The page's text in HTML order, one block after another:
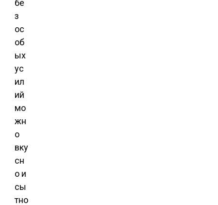
бе
з
ос
об
ых
ус
ил
ий
мо
жн
о
вку
сн
о и
сы
тно